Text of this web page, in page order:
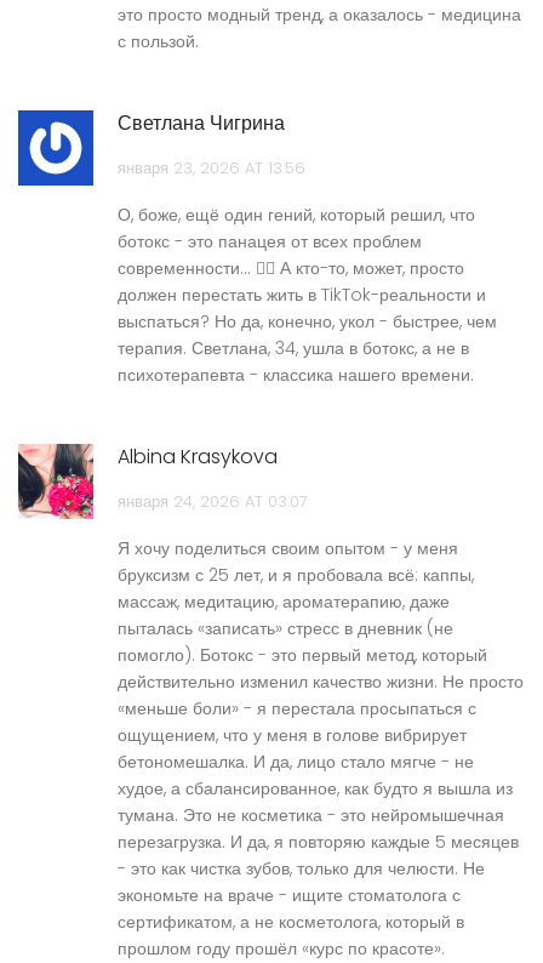
это просто модный тренд, а оказалось - медицина
с пользой.
Светлана Чигрина
января 23, 2026 AT 13:56
О, боже, ещё один гений, который решил, что
ботокс - это панацея от всех проблем
современности... 🤦‍♀️ А кто-то, может, просто
должен перестать жить в TikTok-реальности и
выспаться? Но да, конечно, укол - быстрее, чем
терапия. Светлана, 34, ушла в ботокс, а не в
психотерапевта - классика нашего времени.
Albina Krasykova
января 24, 2026 AT 03:07
Я хочу поделиться своим опытом - у меня
бруксизм с 25 лет, и я пробовала всё: каппы,
массаж, медитацию, ароматерапию, даже
пыталась «записать» стресс в дневник (не
помогло). Ботокс - это первый метод, который
действительно изменил качество жизни. Не просто
«меньше боли» - я перестала просыпаться с
ощущением, что у меня в голове вибрирует
бетономешалка. И да, лицо стало мягче - не
худое, а сбалансированное, как будто я вышла из
тумана. Это не косметика - это нейромышечная
перезагрузка. И да, я повторяю каждые 5 месяцев
- это как чистка зубов, только для челюсти. Не
экономьте на враче - ищите стоматолога с
сертификатом, а не косметолога, который в
прошлом году прошёл «курс по красоте».